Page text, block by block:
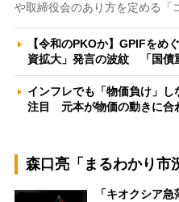
や取締役会のあり方を定める「
【令和のPKOか】GPIFをめ
資拡大」発言の波紋 「国債
インフレでも「物価負け」
注目 元本が物価の動きに合
森口亮「まるわかり市
「キオクシア